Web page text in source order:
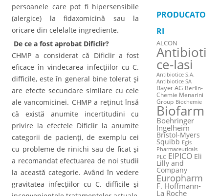
persoanele care pot fi hipersensibile
(alergice) la fidaxomicină sau la
oricare din celelalte ingrediente.
De ce a fost aprobat Dificlir?
CHMP a considerat că Dificlir a fost
eficace în vindecarea infecţiilor cu C.
difficile, este în general bine tolerat şi
are efecte secundare similare cu cele
ale vancomicinei. CHMP a reţinut însă
că există anumite incertitudini cu
privire la efectele Dificlir la anumite
categorii de pacienţi, de exemplu cei
cu probleme de rinichi sau de ficat şi
a recomandat efectuarea de noi studii
la această categorie. Având în vedere
gravitatea infecţiilor cu C. difficile şi
PRODUCATO
RI
ALCON
Antibioti
ce-Iasi
Antibiotice S.A.
Antibiotice SA
Bayer AG Berlin-
Chemie Menarini
Group Biochemie
Biofarm
Boehringer
Ingelheim
Bristol-Myers
Squibb Egis
Pharmaceuticals
PLC EIPICO Eli
Lilly and
Company
Europharm
F. Hoffmann-
La Roche